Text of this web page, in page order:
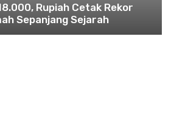
Rupiah Cetak Rekor
Sepanjang Sejarah